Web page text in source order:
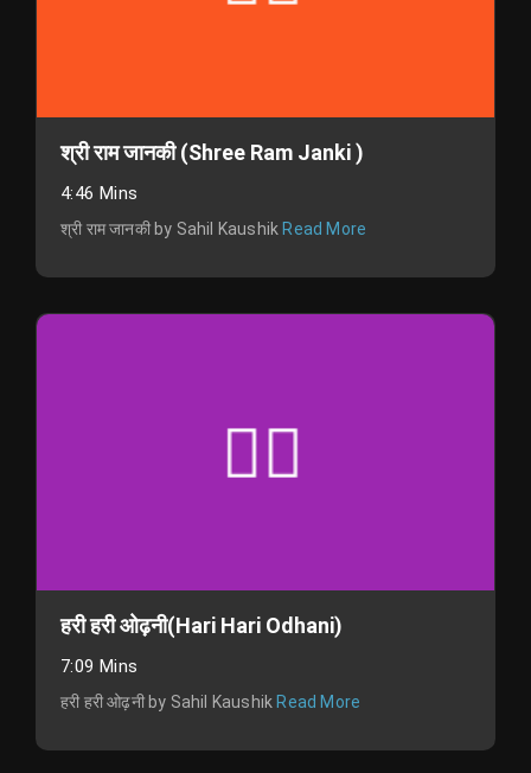
श्री राम जानकी (Shree Ram Janki )
4:46 Mins
श्री राम जानकी by Sahil Kaushik Read More
हरी हरी ओढ़नी(Hari Hari Odhani)
7:09 Mins
हरी हरी ओढ़नी by Sahil Kaushik Read More